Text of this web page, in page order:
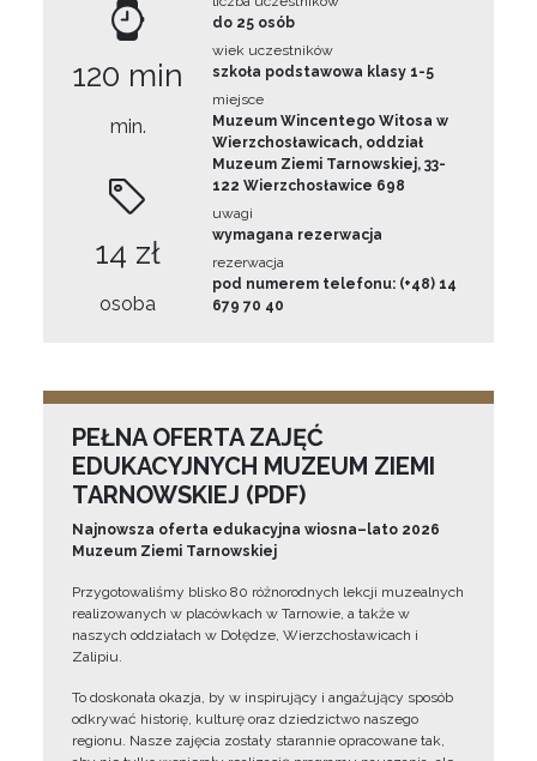
120 min
min.
14 zł
osoba
do 25 osób
wiek uczestników
szkoła podstawowa klasy 1-5
miejsce
Muzeum Wincentego Witosa w
Wierzchosławicach, oddział
Muzeum Ziemi Tarnowskiej, 33-
122 Wierzchosławice 698
uwagi
wymagana rezerwacja
rezerwacja
pod numerem telefonu: (+48) 14
679 70 40
PEŁNA OFERTA ZAJĘĆ
EDUKACYJNYCH MUZEUM ZIEMI
TARNOWSKIEJ (PDF)
Najnowsza oferta edukacyjna wiosna–lato 2026
Muzeum Ziemi Tarnowskiej
Przygotowaliśmy blisko 80 różnorodnych lekcji muzealnych
realizowanych w placówkach w Tarnowie, a także w
naszych oddziałach w Dołędze, Wierzchosławicach i
Zalipiu.
To doskonała okazja, by w inspirujący i angażujący sposób
odkrywać historię, kulturę oraz dziedzictwo naszego
regionu. Nasze zajęcia zostały starannie opracowane tak,